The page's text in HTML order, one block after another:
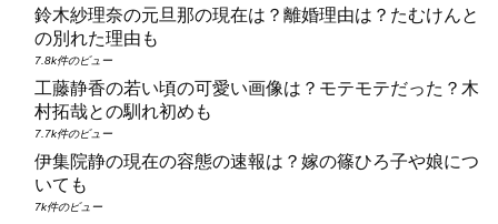
鈴木紗理奈の元旦那の現在は？離婚理由は？たむけんと
の別れた理由も
7.8k件のビュー
工藤静香の若い頃の可愛い画像は？モテモテだった？木
村拓哉との馴れ初めも
7.7k件のビュー
伊集院静の現在の容態の速報は？嫁の篠ひろ子や娘につ
いても
7k件のビュー